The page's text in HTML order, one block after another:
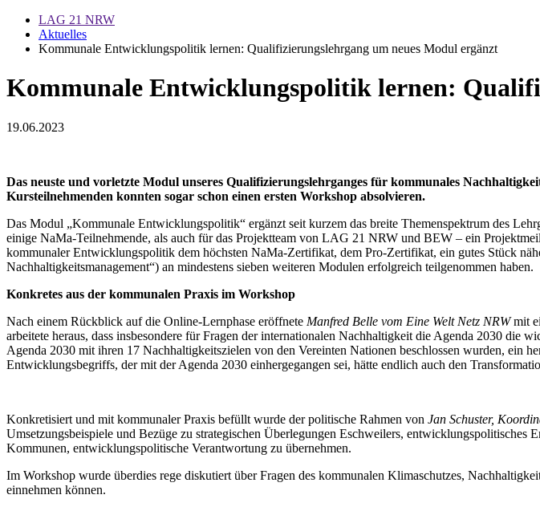
LAG 21 NRW
Aktuelles
Kommunale Entwicklungspolitik lernen: Qualifizierungslehrgang um neues Modul ergänzt
Kommunale Entwicklungspolitik lernen:
19.06.2023
Das neuste und vorletzte Modul unseres Qualifizierungslehrganges für kommunales
Kursteilnehmenden konnten sogar schon einen ersten Workshop absolvieren.
Das Modul „Kommunale Entwicklungspolitik“ ergänzt seit kurzem das breite Themenspektrum des
einige NaMa-Teilnehmende, als auch für das Projektteam von LAG 21 NRW und BEW – ein
kommunaler Entwicklungspolitik dem höchsten NaMa-Zertifikat, dem Pro-Zertifikat, ein gutes Stück
Nachhaltigkeitsmanagement“) an mindestens sieben weiteren Modulen erfolgreich teilgenommen haben.
Konkretes aus der kommunalen Praxis im Workshop
Nach einem Rückblick auf die Online-Lernphase eröffnete Manfred Belle vom Eine Welt Netz NRWmit
arbeitete heraus, dass insbesondere für Fragen der internationalen Nachhaltigkeit die Agenda 2030 die
Agenda 2030 mit ihren 17 Nachhaltigkeitszielen von den Vereinten Nationen beschlossen wurden, ein
Entwicklungsbegriffs, der mit der Agenda 2030 einhergegangen sei, hätte endlich auch den
Konkretisiert und mit kommunaler Praxis befüllt wurde der politische Rahmen von Jan Schuster,
Umsetzungsbeispiele und Bezüge zu strategischen Überlegungen Eschweilers,
Kommunen, entwicklungspolitische Verantwortung zu übernehmen.
Im Workshop wurde überdies rege diskutiert über Fragen des kommunalen Klimaschutzes,
einnehmen können.